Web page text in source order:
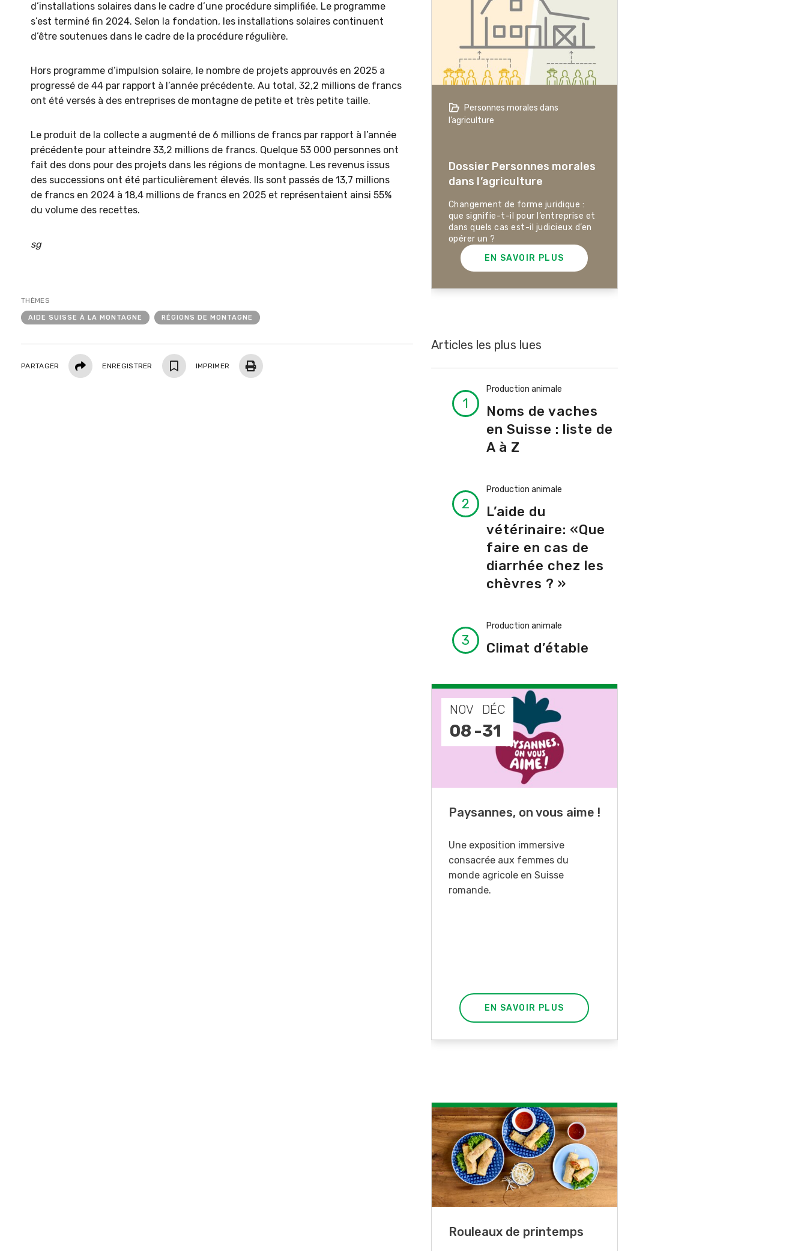
d’installations solaires dans le cadre d’une procédure simplifiée. Le programme
s’est terminé fin 2024. Selon la fondation, les installations solaires continuent
d’être soutenues dans le cadre de la procédure régulière.
Hors programme d’impulsion solaire, le nombre de projets approuvés en 2025 a
progressé de 44 par rapport à l’année précédente. Au total, 32,2 millions de francs
ont été versés à des entreprises de montagne de petite et très petite taille.
Le produit de la collecte a augmenté de 6 millions de francs par rapport à l’année
précédente pour atteindre 33,2 millions de francs. Quelque 53 000 personnes ont
fait des dons pour des projets dans les régions de montagne. Les revenus issus
des successions ont été particulièrement élevés. Ils sont passés de 13,7 millions
de francs en 2024 à 18,4 millions de francs en 2025 et représentaient ainsi 55%
du volume des recettes.
sg
THÈMES
AIDE SUISSE À LA MONTAGNE RÉGIONS DE MONTAGNE
PARTAGER PartagerENREGISTRER IMPRIMER
Une ferme entre de nouvelles
Une ferme entre de
nouvelles mains
Des chef·fes d’exploitation
témoignent de la manière dont ils
L’agriculture à l’ère du changement
Dossier L’agriculture à l’ère
du changement climatique
Perspectives pour la production
végétale et la production animale
Personnes morales dans
l’agriculture
Dossier Personnes morales
dans l’agriculture
Changement de forme juridique :
que signifie-t-il pour l’entreprise et
dans quels cas est-il judicieux d’en
opérer un ?
EN SAVOIR PLUS
Articles les plus lues
Production animale
Noms de vaches
en Suisse : liste de
A à Z
Production animale
L’aide du
vétérinaire: «Que
faire en cas de
diarrhée chez les
chèvres ? »
Production animale
Climat d’étable
NOV
08 -
DÉC
31
Paysannes, on vous aime !
Une exposition immersive
consacrée aux femmes du
monde agricole en Suisse
romande.
EN SAVOIR PLUS
Rouleaux de printemps